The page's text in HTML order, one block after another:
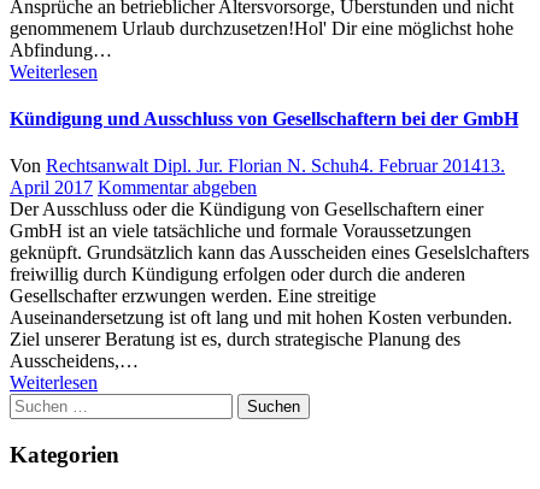
bei
einer
Ansprüche an betrieblicher Altersvorsorge, Überstunden und nicht
genommenem Urlaub durchzusetzen!Hol' Dir eine möglichst hohe
Abfindung…
Weiterlesen
Kündigung und Ausschluss von Gesellschaftern bei der GmbH
Author
Von Rechtsanwalt Dipl. Jur. Florian N. SchuhPosted
4. Februar 201413.
April 2017 Kommentar abgeben
Der Ausschluss oder die Kündigung von Gesellschaftern einer
GmbH ist an viele tatsächliche und formale Voraussetzungen
geknüpft. Grundsätzlich kann das Ausscheiden eines Geselslchafters
freiwillig durch Kündigung erfolgen oder durch die anderen
Gesellschafter erzwungen werden. Eine streitige
Auseinandersetzung ist oft lang und mit hohen Kosten verbunden.
Ziel unserer Beratung ist es, durch strategische Planung des
Ausscheidens,…
Weiterlesen
Suchen
nach:
Kategorien